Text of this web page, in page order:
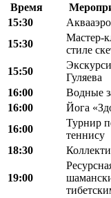
Время
15:30
15:30
Мастер-
стиле
15:50
Гуляева
16:00
Водные
16:00
Йога
16:00
Турнир
теннису
18:30
19:00